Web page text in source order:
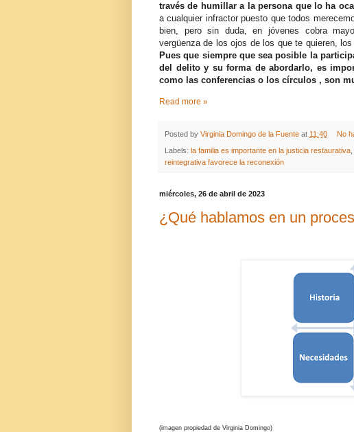
través de humillar a la persona que lo ha
a cualquier infractor puesto que todos
bien, pero sin duda, en jóvenes cobra
vergüenza de los ojos de los que te quieren,
Pues que siempre que sea posible la
del delito y su forma de abordarlo, es
como las conferencias o los círculos , son
Read more »
Posted by Virginia Domingo de la Fuente at 11:40 No
Labels: la familia es importante en la justicia restaurativa
reintegrativa favorece la reconexión
miércoles, 26 de abril de 2023
¿Qué hablamos en un
(imagen propiedad de Virginia Domingo)